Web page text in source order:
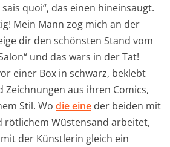
sais quoi“, das einen hineinsaugt.
Mein Mann zog mich an der
dir den schönsten Stand vom
und das wars in der Tat!
einer Box in schwarz, beklebt
Zeichnungen aus ihren Comics,
Stil. Wo die eine der beiden mit
rötlichem Wüstensand arbeitet,
der Künstlerin gleich ein